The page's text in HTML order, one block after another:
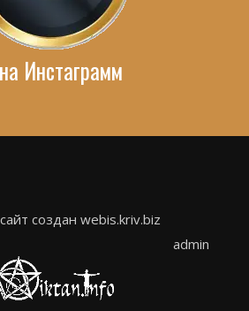
Инстаграмм
создан webis.kriv.biz
admin